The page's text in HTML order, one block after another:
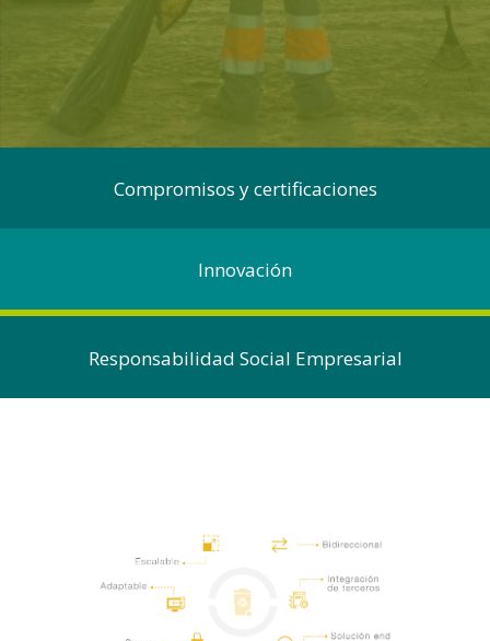
Compromisos y certificaciones
Innovación
Responsabilidad Social Empresarial